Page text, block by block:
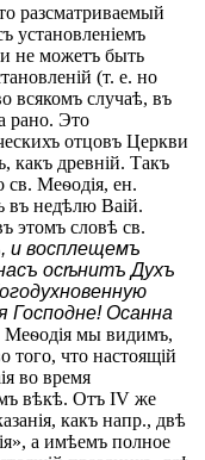
разсматриваемый
установленіемъ
не можетъ быть
(т. е. но
всякомъ случаѣ, въ
рано. Это
отцовъ Церкви
какъ древній. Такъ
св. Меѳодія, ен.
въ недѣлю Ваій.
этомъ словѣ св.
и восплещемъ
осѣнитъ Духъ
Господне! Осанна
Меѳодія мы видимъ,
того, что настоящій
во время
мъ вѣкѣ. Отъ ІV же
какъ напр., двѣ
а имѣемъ полное